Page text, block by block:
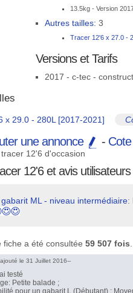
13.5kg - Version
Autres tailles: 3
Tracer 12'6 x 27.0 -
Versions et Tarifs
2017 - c-tec -
x 29.0 - 280L [2017-2021]
une annonce -
12'6 d'occasion
12'6 et avis utilisateurs
ML - niveau intermédiaire:
fiche a été consultée59 507 fois.
le 31 Juillet 2016--
testé
Petite balade ;